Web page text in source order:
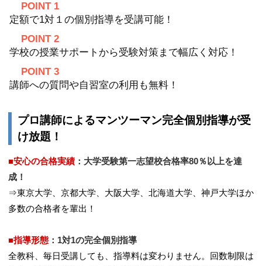
POINT 1
定額で1対１の個別指導を受講可能！
POINT 2
学校の授業サポートから受験対策まで幅広く対応！
POINT 3
講師への質問や自習室の利用も無料！
プロ講師によるマンツーマン完全個別指導が受
け放題！
■安心の合格実績： 大学受験第一志望校合格率80％以上を達
成！
⇒東京大学、京都大学、大阪大学、北海道大学、神戸大学ほか
多数の合格者を輩出！
■指導形態 ：1対1の完全個別指導
全教科、毎日受講しても、指導料は変わりません。回数制限は